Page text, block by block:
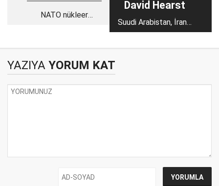
NATO nükleer
David Hearst
Suudi Arabistan, İran'a
karşı Kürtleri nasıl
YAZIYA YORUM KAT